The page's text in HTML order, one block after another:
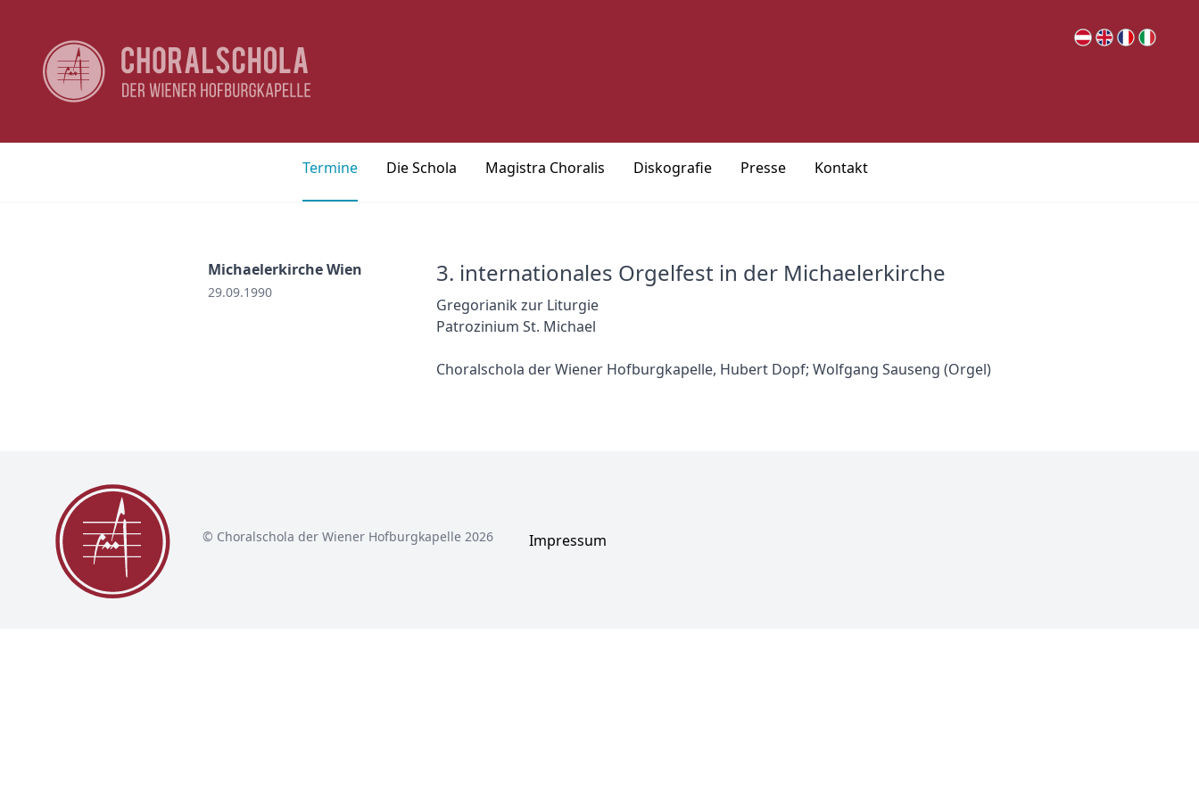
Termine Die Schola Magistra Choralis Diskografie Presse Kontakt
Michaelerkirche Wien
29.09.1990
3. internationales Orgelfest in der Michaelerkirche
Gregorianik zur Liturgie
Patrozinium St. Michael
Choralschola der Wiener Hofburgkapelle, Hubert Dopf; Wolfgang Sauseng (Orgel)
© Choralschola der Wiener Hofburgkapelle 2026 Impressum